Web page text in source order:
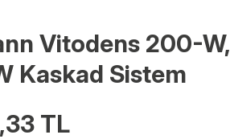
Vitodens 200-W,
Kaskad Sistem
TL